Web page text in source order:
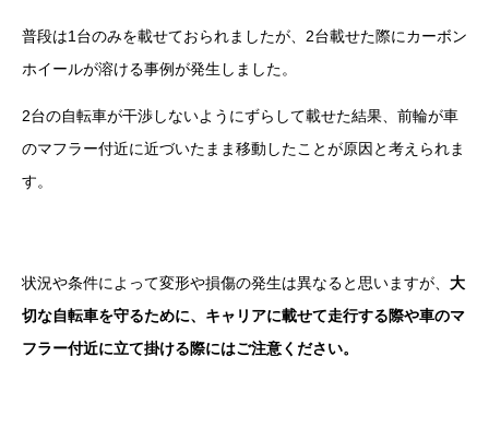
普段は1台のみを載せておられましたが、2台載せた際にカーボン
ホイールが溶ける事例が発生しました。
2台の自転車が干渉しないようにずらして載せた結果、前輪が車
のマフラー付近に近づいたまま移動したことが原因と考えられま
す。
状況や条件によって変形や損傷の発生は異なると思いますが、 大
切な自転車を守るために、キャリアに載せて走行する際や車のマ
フラー付近に立て掛ける際にはご注意ください。